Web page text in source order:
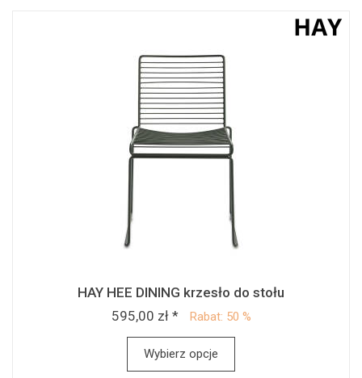
HAY HEE DINING krzesło do stołu
595,00 zł *
Rabat: 50 %
Wybierz opcje